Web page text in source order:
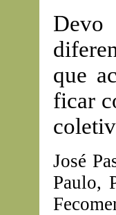
Devo
que
ficar
José
Paulo,